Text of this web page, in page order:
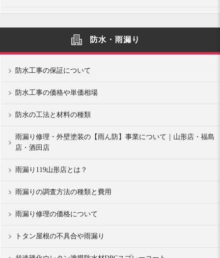
防水・雨漏り
防水工事の保証について
防水工事の価格や単価相場
防水の工法と材料の種類
雨漏り修理・外壁塗装の【雨ん防】事業について｜山形店・福島
店・酒田店
雨漏り119山形店とは？
雨漏りの調査方法の種類と費用
雨漏り修理の価格について
トタン屋根の不具合や雨漏り